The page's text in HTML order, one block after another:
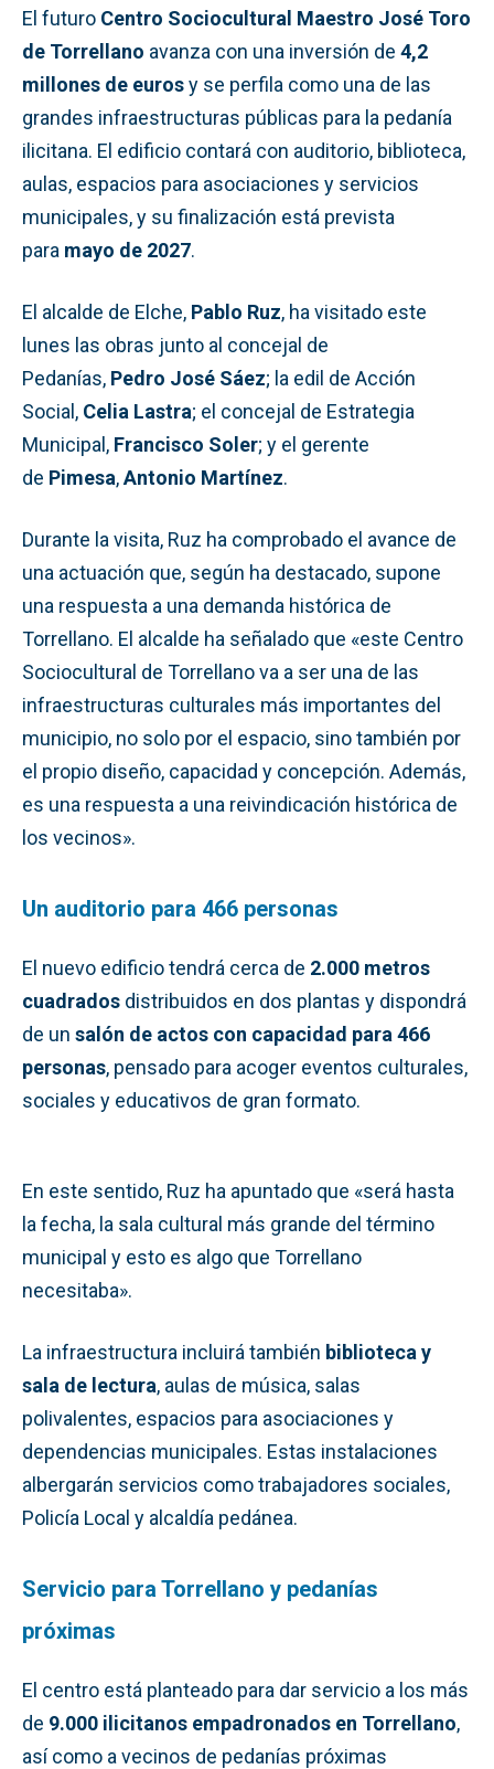
El futuro Centro Sociocultural Maestro José Toro
de Torrellano avanza con una inversión de 4,2
millones de eurosy se perfila como una de las
grandes infraestructuras públicas para la pedanía
ilicitana. El edificio contará con auditorio, biblioteca,
aulas, espacios para asociaciones y servicios
municipales, y su finalización está prevista
para mayo de 2027.
El alcalde de Elche, Pablo Ruz, ha visitado este
lunes las obras junto al concejal de
Pedanías, Pedro José Sáez; la edil de Acción
Social, Celia Lastra; el concejal de Estrategia
Municipal, Francisco Soler; y el gerente
de Pimesa,Antonio Martínez.
Durante la visita, Ruz ha comprobado el avance de
una actuación que, según ha destacado, supone
una respuesta a una demanda histórica de
Torrellano. El alcalde ha señalado que «este Centro
Sociocultural de Torrellano va a ser una de las
infraestructuras culturales más importantes del
municipio, no solo por el espacio, sino también por
el propio diseño, capacidad y concepción. Además,
es una respuesta a una reivindicación histórica de
los vecinos».
Un auditorio para 466 personas
El nuevo edificio tendrá cerca de 2.000 metros
cuadrados distribuidos en dos plantas y dispondrá
de un salón de actos con capacidad para 466
personas, pensado para acoger eventos culturales,
sociales y educativos de gran formato.
En este sentido, Ruz ha apuntado que «será hasta
la fecha, la sala cultural más grande del término
municipal y esto es algo que Torrellano
necesitaba».
La infraestructura incluirá también biblioteca y
sala de lectura, aulas de música, salas
polivalentes, espacios para asociaciones y
dependencias municipales. Estas instalaciones
albergarán servicios como trabajadores sociales,
Policía Local y alcaldía pedánea.
Servicio para Torrellano y pedanías
próximas
El centro está planteado para dar servicio a los más
de 9.000 ilicitanos empadronados en Torrellano,
así como a vecinos de pedanías próximas